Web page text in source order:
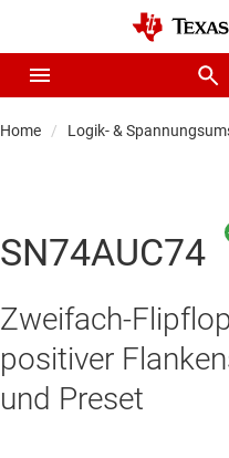
Home Logik- &
SN74AUC74
Zweifach-
positiver
und Preset